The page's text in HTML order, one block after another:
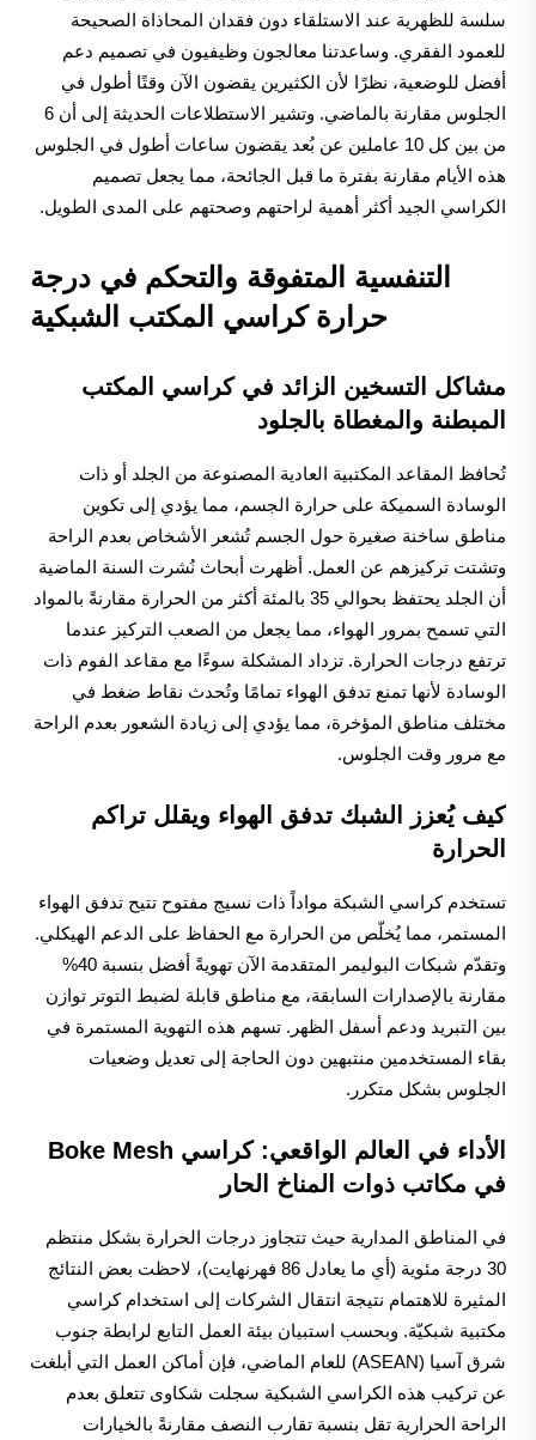
سلسة للظهرية عند الاستلقاء دون فقدان المحاذاة الصحيحة
للعمود الفقري. وساعدتنا معالجون وظيفيون في تصميم دعم
أفضل للوضعية، نظرًا لأن الكثيرين يقضون الآن وقتًا أطول في
الجلوس مقارنة بالماضي. وتشير الاستطلاعات الحديثة إلى أن 6
من بين كل 10 عاملين عن بُعد يقضون ساعات أطول في الجلوس
هذه الأيام مقارنة بفترة ما قبل الجائحة، مما يجعل تصميم
الكراسي الجيد أكثر أهمية لراحتهم وصحتهم على المدى الطويل.
التنفسية المتفوقة والتحكم في درجة
حرارة كراسي المكتب الشبكية
مشاكل التسخين الزائد في كراسي المكتب
المبطنة والمغطاة بالجلود
تُحافظ المقاعد المكتبية العادية المصنوعة من الجلد أو ذات
الوسادة السميكة على حرارة الجسم، مما يؤدي إلى تكوين
مناطق ساخنة صغيرة حول الجسم تُشعر الأشخاص بعدم الراحة
وتشتت تركيزهم عن العمل. أظهرت أبحاث نُشرت السنة الماضية
أن الجلد يحتفظ بحوالي 35 بالمئة أكثر من الحرارة مقارنةً بالمواد
التي تسمح بمرور الهواء، مما يجعل من الصعب التركيز عندما
ترتفع درجات الحرارة. تزداد المشكلة سوءًا مع مقاعد الفوم ذات
الوسادة لأنها تمنع تدفق الهواء تمامًا وتُحدث نقاط ضغط في
مختلف مناطق المؤخرة، مما يؤدي إلى زيادة الشعور بعدم الراحة
مع مرور وقت الجلوس.
كيف يُعزز الشبك تدفق الهواء ويقلل تراكم
الحرارة
تستخدم كراسي الشبكة مواداً ذات نسيج مفتوح تتيح تدفق الهواء
المستمر، مما يُخلّص من الحرارة مع الحفاظ على الدعم الهيكلي.
وتقدّم شبكات البوليمر المتقدمة الآن تهويةً أفضل بنسبة 40%
مقارنة بالإصدارات السابقة، مع مناطق قابلة لضبط التوتر توازن
بين التبريد ودعم أسفل الظهر. تسهم هذه التهوية المستمرة في
بقاء المستخدمين منتبهين دون الحاجة إلى تعديل وضعيات
الجلوس بشكل متكرر.
الأداء في العالم الواقعي: كراسي Boke Mesh
في مكاتب ذوات المناخ الحار
في المناطق المدارية حيث تتجاوز درجات الحرارة بشكل منتظم
30 درجة مئوية (أي ما يعادل 86 فهرنهايت)، لاحظت بعض النتائج
المثيرة للاهتمام نتيجة انتقال الشركات إلى استخدام كراسي
مكتبية شبكيّة. وبحسب استبيان بيئة العمل التابع لرابطة جنوب
شرق آسيا (ASEAN) للعام الماضي، فإن أماكن العمل التي أبلغت
عن تركيب هذه الكراسي الشبكية سجلت شكاوى تتعلق بعدم
الراحة الحرارية تقل بنسبة تقارب النصف مقارنةً بالخيارات